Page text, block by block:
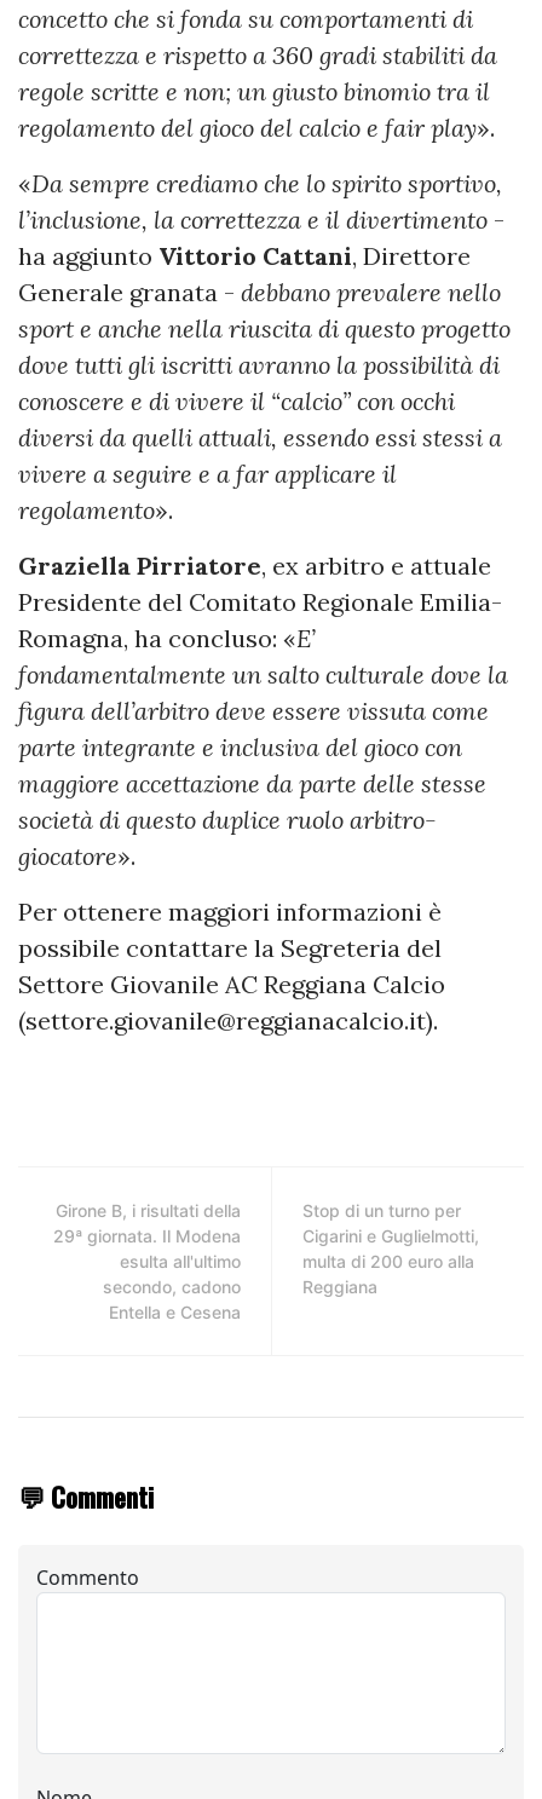
concetto che si fonda su comportamenti di
correttezza e rispetto a 360 gradi stabiliti da
regole scritte e non; un giusto binomio tra il
regolamento del gioco del calcio e fair play».
«Da sempre crediamo che lo spirito sportivo,
l’inclusione, la correttezza e il divertimento -
ha aggiunto Vittorio Cattani, Direttore
Generale granata - debbano prevalere nello
sport e anche nella riuscita di questo progetto
dove tutti gli iscritti avranno la possibilità di
conoscere e di vivere il “calcio” con occhi
diversi da quelli attuali, essendo essi stessi a
vivere a seguire e a far applicare il
regolamento».
Graziella Pirriatore, ex arbitro e attuale
Presidente del Comitato Regionale Emilia-
Romagna, ha concluso: «E’
fondamentalmente un salto culturale dove la
figura dell’arbitro deve essere vissuta come
parte integrante e inclusiva del gioco con
maggiore accettazione da parte delle stesse
società di questo duplice ruolo arbitro-
giocatore».
Per ottenere maggiori informazioni è
possibile contattare la Segreteria del
Settore Giovanile AC Reggiana Calcio
(settore.giovanile@reggianacalcio.it).
Girone B, i risultati della
29ª giornata. Il Modena
esulta all'ultimo
secondo, cadono
Entella e Cesena
Stop di un turno per
Cigarini e Guglielmotti,
multa di 200 euro alla
Reggiana
💬 Commenti